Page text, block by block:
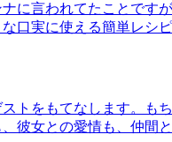
に言われてたことで
口実に使える簡単レシ
トをもてなします。も
彼女との愛情も、仲間